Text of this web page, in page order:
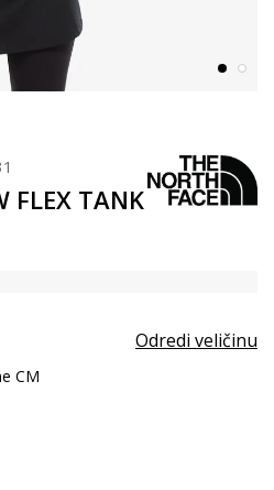
TANK
Odredi veličinu
CM